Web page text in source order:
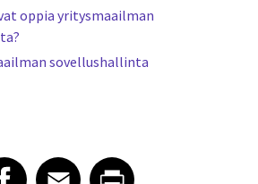
oppia yritysmaailman
sovellushallinta
article on Facebook
Facebook
Share article on Email
EmailShare article on Print